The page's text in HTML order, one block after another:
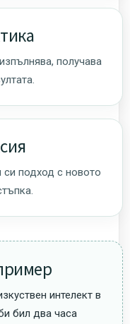
получава
подход с новото
интелект в
бил два часа